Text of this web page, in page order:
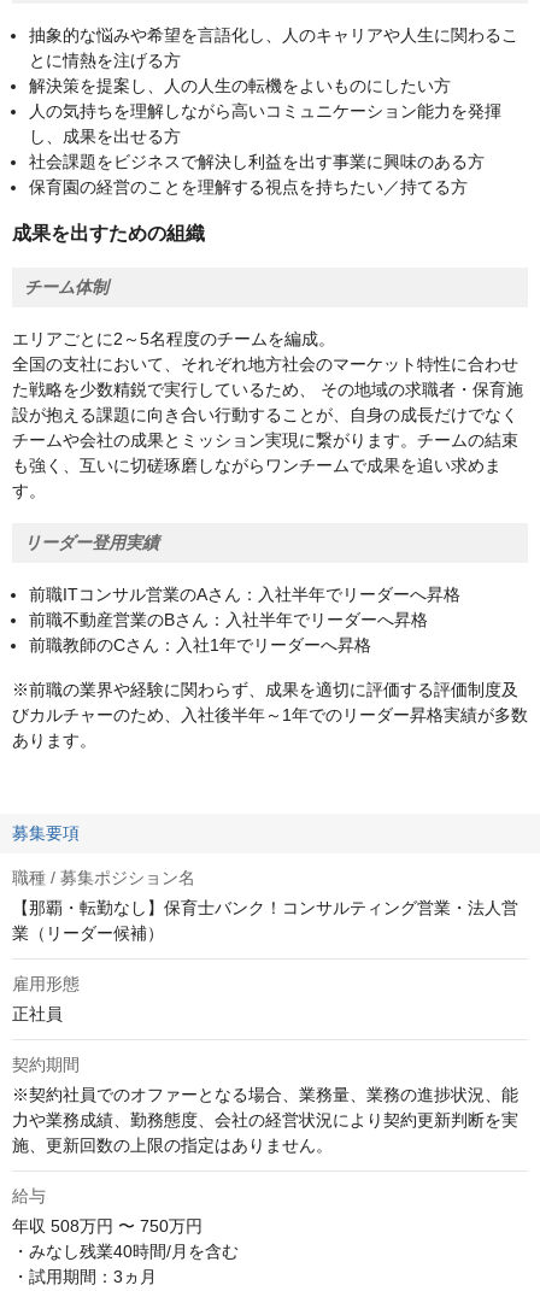
抽象的な悩みや希望を言語化し、人のキャリアや人生に関わるこ
とに情熱を注げる方
解決策を提案し、人の人生の転機をよいものにしたい方
人の気持ちを理解しながら高いコミュニケーション能力を発揮
し、成果を出せる方
社会課題をビジネスで解決し利益を出す事業に興味のある方
保育園の経営のことを理解する視点を持ちたい／持てる方
成果を出すための組織
チーム体制
エリアごとに2～5名程度のチームを編成。
全国の支社において、それぞれ地方社会のマーケット特性に合わせ
た戦略を少数精鋭で実行しているため、 その地域の求職者・保育施
設が抱える課題に向き合い行動することが、自身の成長だけでなく
チームや会社の成果とミッション実現に繋がります。チームの結束
も強く、互いに切磋琢磨しながらワンチームで成果を追い求めま
す。
リーダー登用実績
前職ITコンサル営業のAさん：入社半年でリーダーへ昇格
前職不動産営業のBさん：入社半年でリーダーへ昇格
前職教師のCさん：入社1年でリーダーへ昇格
※前職の業界や経験に関わらず、成果を適切に評価する評価制度及
びカルチャーのため、入社後半年～1年でのリーダー昇格実績が多数
あります。
募集要項
職種 / 募集ポジション名
【那覇・転勤なし】保育士バンク！コンサルティング営業・法人営
業（リーダー候補）
雇用形態
正社員
契約期間
※契約社員でのオファーとなる場合、業務量、業務の進捗状況、能
力や業務成績、勤務態度、会社の経営状況により契約更新判断を実
施、更新回数の上限の指定はありません。
給与
年収 508万円 〜 750万円
・みなし残業40時間/月を含む
・試用期間：3ヵ月